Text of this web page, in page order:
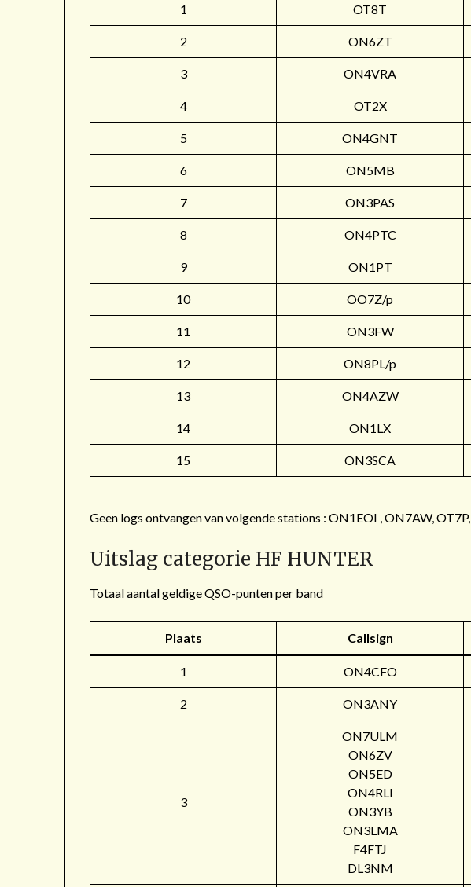
1 OT8T
2 ON6ZT
3 ON4VRA
4 OT2X
5 ON4GNT
6 ON5MB
7 ON3PAS
8 ON4PTC
9 ON1PT
10 OO7Z/p
11 ON3FW
12 ON8PL/p
13 ON4AZW
14 ON1LX
15 ON3SCA
Geen logs ontvangen van volgende stations : ON1EOI , ON7AW,
Uitslag categorie HF HUNTER
Totaal aantal geldige QSO-punten per band
Plaats Callsign
1 ON4CFO
2 ON3ANY
3
ON7ULM
ON6ZV
ON5ED
ON4RLI
ON3YB
ON3LMA
F4FTJ
DL3NM